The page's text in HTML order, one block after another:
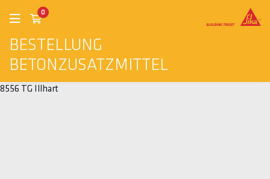
BESTELLUNG
BETONZUSATZMITTEL
0
8556 TG Illhart